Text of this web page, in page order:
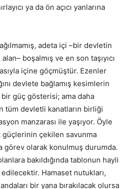
ya da ön açıcı yanlarına
adeta içi –bir devletin
boşalmış ve en son taşıyıcı
içine göçmüştür. Ezenler
devlete bağlamış kesimlerin
bir güç gösterisi; ama daha
tüm devletli kanatların birliği
manzarası ile yaşıyor. Öyle
çekilen savunma
görev olarak konulmuş durumda.
bakıldığında tablonun hayli
Hamaset nutukları,
bir yana bırakılacak olursa